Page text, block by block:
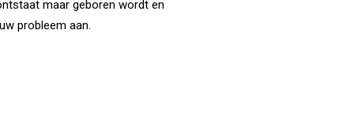
maar geboren wordt en
probleem aan.